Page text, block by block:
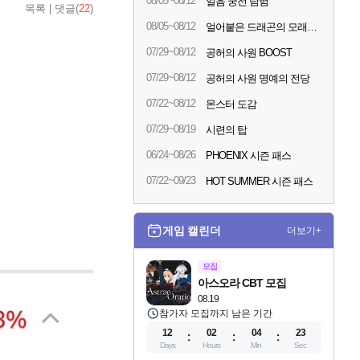
목록 댓글(22)
08/05~08/12 얼어붙은 드래곤의 모래시계
07/29~08/12 공허의 사원 BOOST
07/29~08/12 공허의 사원 명예의 전당
07/22~08/12 몬스터 도감
07/29~08/19 시련의 탑
06/24~08/26 PHOENIX 시즌 패스
07/22~09/23 HOT SUMMER 시즌 패스
게임 캘린더 더보기+
모집
08.19
아스오라 CBT 모집
참가자 모집까지 남은 기간
12
Days
02
Hours
04
Min
22
Sec